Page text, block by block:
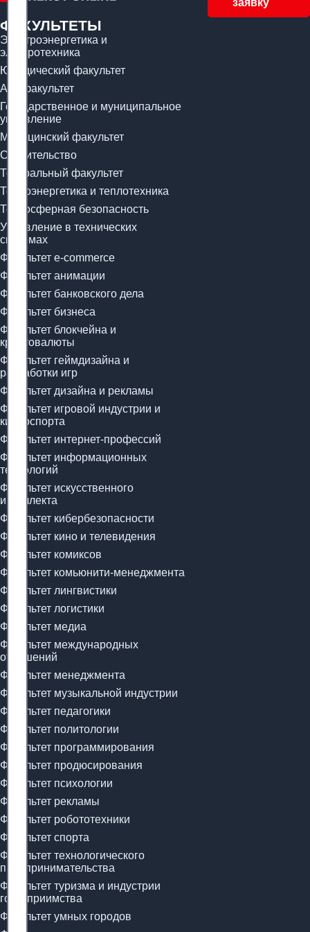
ФАКУЛЬТЕТЫ
Электроэнергетика и
электротехника
Юридический факультет
Арт-факультет
Государственное и муниципальное
управление
Медицинский факультет
Строительство
Театральный факультет
Теплоэнергетика и теплотехника
Техносферная безопасность
Управление в технических
системах
Факультет e-commerce
Факультет анимации
Факультет банковского дела
Факультет бизнеса
Факультет блокчейна и
криптовалюты
Факультет геймдизайна и
разработки игр
Факультет дизайна и рекламы
Факультет игровой индустрии и
киберспорта
Факультет интернет-профессий
Факультет информационных
технологий
Факультет искусственного
интеллекта
Факультет кибербезопасности
Факультет кино и телевидения
Факультет комиксов
Факультет комьюнити-менеджмента
Факультет лингвистики
Факультет логистики
Факультет медиа
Факультет международных
отношений
Факультет менеджмента
Факультет музыкальной индустрии
Факультет педагогики
Факультет политологии
Факультет программирования
Факультет продюсирования
Факультет психологии
Факультет рекламы
Факультет робототехники
Факультет спорта
Факультет технологического
предпринимательства
Факультет туризма и индустрии
гостеприимства
Факультет умных городов